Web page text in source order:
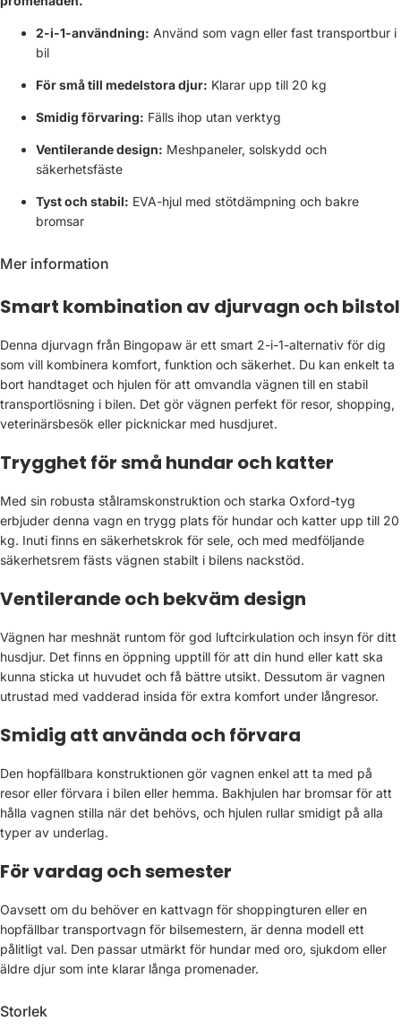
2-i-1-användning: Använd som vagn eller fast transportbur i
bil
För små till medelstora djur: Klarar upp till 20 kg
Smidig förvaring: Fälls ihop utan verktyg
Ventilerande design: Meshpaneler, solskydd och
säkerhetsfäste
Tyst och stabil: EVA-hjul med stötdämpning och bakre
bromsar
Mer information
Smart kombination av djurvagn och bilstol
Denna djurvagn från Bingopaw är ett smart 2-i-1-alternativ för dig
som vill kombinera komfort, funktion och säkerhet. Du kan enkelt ta
bort handtaget och hjulen för att omvandla vägnen till en stabil
transportlösning i bilen. Det gör vägnen perfekt för resor, shopping,
veterinärsbesök eller picknickar med husdjuret.
Trygghet för små hundar och katter
Med sin robusta stålramskonstruktion och starka Oxford-tyg
erbjuder denna vagn en trygg plats för hundar och katter upp till 20
kg. Inuti finns en säkerhetskrok för sele, och med medföljande
säkerhetsrem fästs vägnen stabilt i bilens nackstöd.
Ventilerande och bekväm design
Vägnen har meshnät runtom för god luftcirkulation och insyn för ditt
husdjur. Det finns en öppning upptill för att din hund eller katt ska
kunna sticka ut huvudet och få bättre utsikt. Dessutom är vagnen
utrustad med vadderad insida för extra komfort under långresor.
Smidig att använda och förvara
Den hopfällbara konstruktionen gör vagnen enkel att ta med på
resor eller förvara i bilen eller hemma. Bakhjulen har bromsar för att
hålla vagnen stilla när det behövs, och hjulen rullar smidigt på alla
typer av underlag.
För vardag och semester
Oavsett om du behöver en kattvagn för shoppingturen eller en
hopfällbar transportvagn för bilsemestern, är denna modell ett
pålitligt val. Den passar utmärkt för hundar med oro, sjukdom eller
äldre djur som inte klarar långa promenader.
Storlek